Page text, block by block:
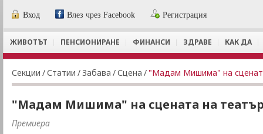
Вход Влез чрез Facebook Регистрация
ЖИВОТЪТ ПЕНСИОНИРАНЕ ФИНАНСИ ЗДРАВЕ КАК ДА
Секции /Статии / Забава /Сцена / "Мадам Мишима" на
"Мадам Мишима" на сцената на
Премиера